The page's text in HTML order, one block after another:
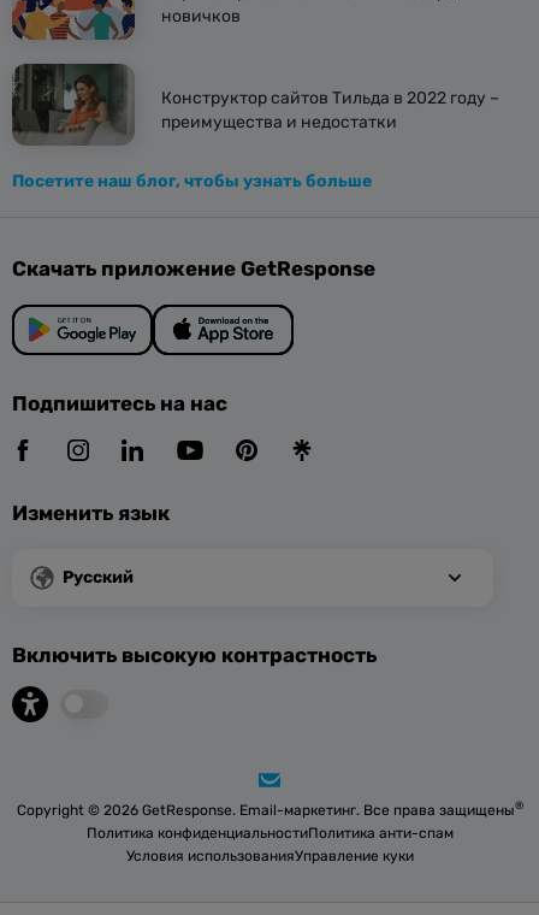
новичков
Конструктор сайтов Тильда в 2022 году –
преимущества и недостатки
Посетите наш блог, чтобы узнать больше
Скачать приложение GetResponse
Подпишитесь на нас
Изменить язык
Русский
Включить высокую контрастность
Copyright © 2026 GetResponse. Email-маркетинг. Все права защищены®
Политика конфиденциальностиПолитика анти-спам
Условия использованияУправление куки